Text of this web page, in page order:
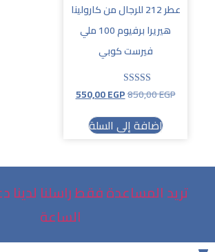
عطر 212 للرجال من كارولينا
هيريرا برفيوم 100 ملي
فيرست كوبي
تم التقييم
5.00850,00EGP
550,00EGP
إضافة إلى السلة
تريد المساعدة فقط راسلنا لدينا
الساعة